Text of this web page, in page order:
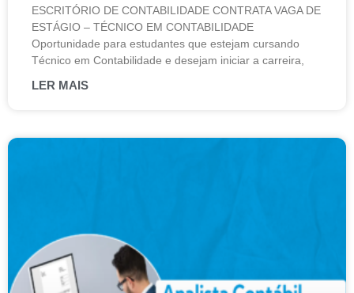
ESCRITÓRIO DE CONTABILIDADE CONTRATA VAGA DE
ESTÁGIO – TÉCNICO EM CONTABILIDADE
Oportunidade para estudantes que estejam cursando
Técnico em Contabilidade e desejam iniciar a carreira,
LER MAIS